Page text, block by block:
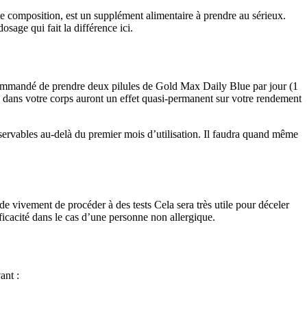
est un supplément alimentaire à prendre au sérieux.
qui fait la différence ici.
de prendre deux pilules de Gold Max Daily Blue par jour (1
votre corps auront un effet quasi-permanent sur votre rendement
au-delà du premier mois d’utilisation. Il faudra quand même
de procéder à des tests Cela sera très utile pour déceler
dans le cas d’une personne non allergique.
: